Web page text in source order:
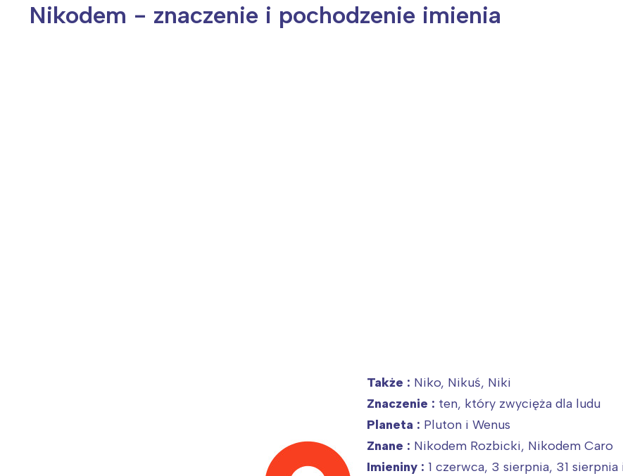
Nikodem - znaczenie i pochodzenie imienia
Także : Niko, Nikuś, Niki
Znaczenie : ten, który zwycięża dla ludu
Planeta : Pluton i Wenus
Znane : Nikodem Rozbicki, Nikodem Caro
Imieniny : 1 czerwca, 3 sierpnia, 31 sierpnia